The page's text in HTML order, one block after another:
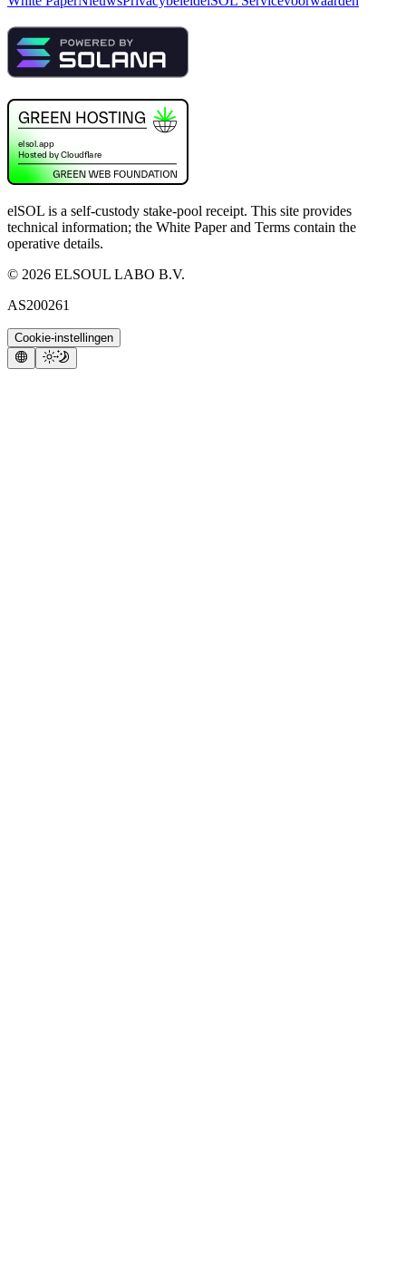
elSOL is a self-custody stake-pool receipt. This site provides
technical information; the White Paper and Terms contain the
operative details.
© 2026 ELSOUL LABO B.V.
AS200261
Cookie-instellingen